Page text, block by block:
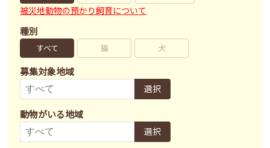
被災地動物の預かり飼育について
種別
すべて 猫 犬
募集対象地域
選択
動物がいる地域
選択